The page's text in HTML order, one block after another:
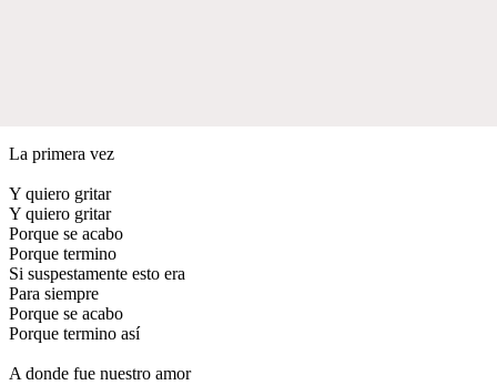
La primera vez
Y quiero gritar
Y quiero gritar
Porque se acabo
Porque termino
Si suspestamente esto era
Para siempre
Porque se acabo
Porque termino así
A donde fue nuestro amor